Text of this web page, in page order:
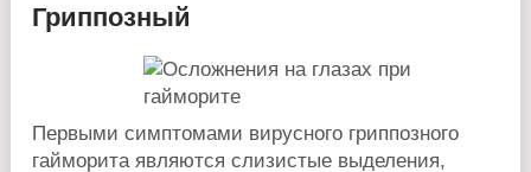
Гриппозный
Первыми симптомами вирусного гриппозного
гайморита являются слизистые выделения,